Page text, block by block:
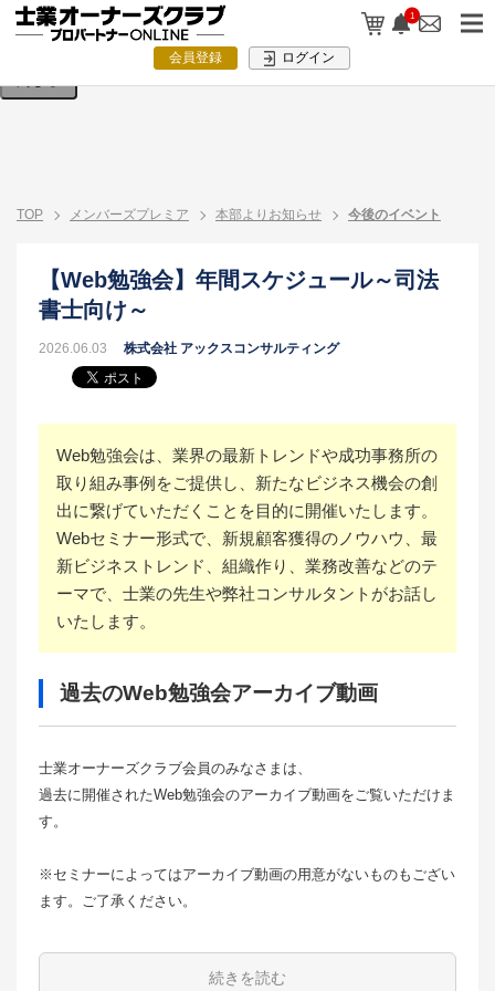
1
会員登録 ログイン
検索条件を入力してください。
TOP メンバーズプレミア 本部よりお知らせ 今後のイベント
【Web勉強会】年間スケジュール～司法
書士向け～
2026.06.03 株式会社 アックスコンサルティング
Web勉強会は、業界の最新トレンドや成功事務所の
取り組み事例をご提供し、新たなビジネス機会の創
出に繋げていただくことを目的に開催いたします。
Webセミナー形式で、新規顧客獲得のノウハウ、最
新ビジネストレンド、組織作り、業務改善などのテ
ーマで、士業の先生や弊社コンサルタントがお話し
いたします。
過去のWeb勉強会アーカイブ動画
士業オーナーズクラブ会員のみなさまは、
過去に開催されたWeb勉強会のアーカイブ動画をご覧いただけま
す。
※セミナーによってはアーカイブ動画の用意がないものもござい
ます。ご了承ください。
続きを読む